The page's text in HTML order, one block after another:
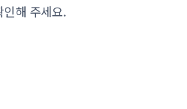
해 주세요.